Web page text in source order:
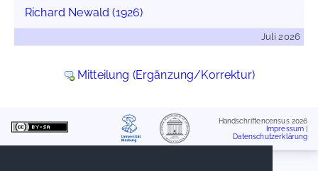
Richard Newald (1926)
Juli 2026
Mitteilung (Ergänzung/Korrektur)
Handschriftencensus 2026
Impressum
Datenschutzerklärung